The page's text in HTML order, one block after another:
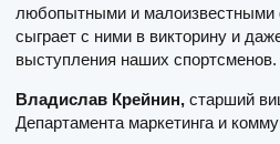
любопытными и
сыграет с ними в викторину и
выступления наших спортсменов.
Владислав Крейнин, старший
Департамента маркетинга и